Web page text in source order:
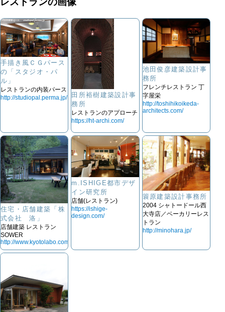
手描き風ＣＧパース
の「スタジオ・パ
ル」
レストランの内装パース
http://studiopal.perma.jp/
田所裕樹建築設計事
務所
レストランのアプローチ
https://ht-archi.com/
池田俊彦建築設計事
務所
フレンチレストラン 丁
字屋栄
http://toshihikoikeda-
architects.com/
住宅・店舗建築「株
式会社 洛」
店舗建築 レストラン
SOWER
http://www.kyotolabo.com
m.ISHIGE都市デザ
イン研究所
店舗(レストラン)
https://ishige-
design.com/
簑原建築設計事務所
2004 シャトードール西
大寺店／ベーカリーレス
トラン
http://minohara.jp/